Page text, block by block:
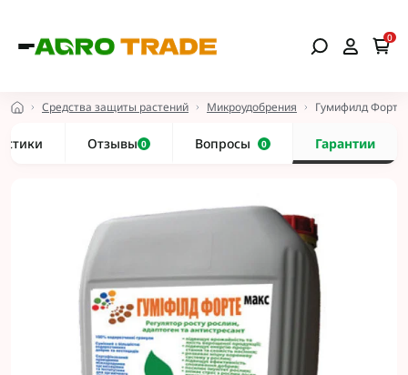
0
Средства защиты растений Микроудобрения Гумифилд Форте
Отзывы 0 Вопросы 0 Гарантии